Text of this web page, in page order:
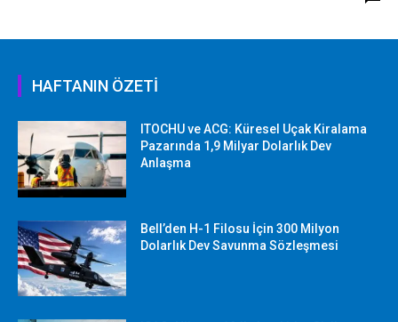
HAFTANIN ÖZETİ
ITOCHU ve ACG: Küresel Uçak Kiralama
Pazarında 1,9 Milyar Dolarlık Dev
Anlaşma
Bell’den H-1 Filosu İçin 300 Milyon
Dolarlık Dev Savunma Sözleşmesi